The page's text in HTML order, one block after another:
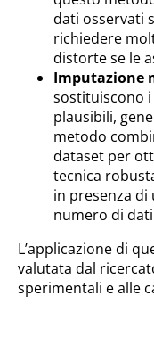
dati osservati
richiedere
distorte se le
Imputazione
sostituiscono i
plausibili,
metodo
dataset per
tecnica
in presenza
numero di
L’applicazione di
valutata dal
sperimentali e alle